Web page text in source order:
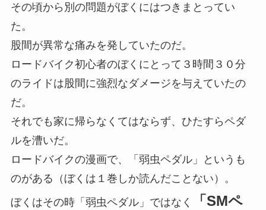
その頃から別の問題がぼくにはつきまとってい
た。
股間が異常な痛みを発していたのだ。
ロードバイク初心者のぼくにとって３時間３０分
のライドは股間に強烈なダメージを与えていたの
だ。
それでも家に帰らなくてはならず、ひたすらペダ
ルを漕いだ。
ロードバイクの漫画で、「弱虫ペダル」というも
のがある（ぼくは１巻しか読んだことない）。
ぼくはその時「弱虫ペダル」ではなく
「SMペ